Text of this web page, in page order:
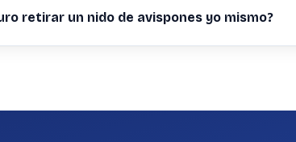
retirar un nido de avispones yo mismo?